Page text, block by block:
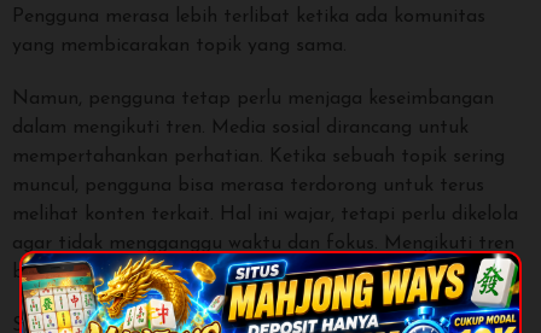
Pengguna merasa lebih terlibat ketika ada komunitas
yang membicarakan topik yang sama.
Namun, pengguna tetap perlu menjaga keseimbangan
dalam mengikuti tren. Media sosial dirancang untuk
mempertahankan perhatian. Ketika sebuah topik sering
muncul, pengguna bisa merasa terdorong untuk terus
melihat konten terkait. Hal ini wajar, tetapi perlu dikelola
agar tidak mengganggu waktu dan fokus. Mengikuti tren
boleh, tetapi tetap perlu tahu batas.
Sorotan terhadap Starlight Princess juga memperlihatkan